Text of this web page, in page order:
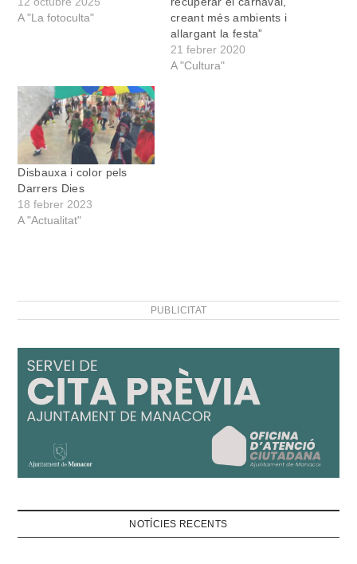
A "La fotoculta"
creant més ambients i
allargant la festa”
21 febrer 2020
A "Cultura"
Disbauxa i color pels
Darrers Dies
18 febrer 2023
A "Actualitat"
PUBLICITAT
NOTÍCIES RECENTS